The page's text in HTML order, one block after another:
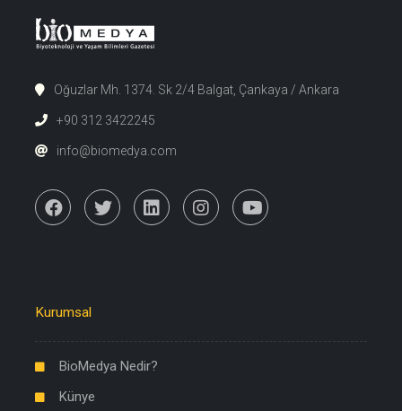
Oğuzlar Mh. 1374. Sk 2/4 Balgat, Çankaya / Ankara
+90 312 3422245
info@biomedya.com
Kurumsal
BioMedya Nedir?
Künye